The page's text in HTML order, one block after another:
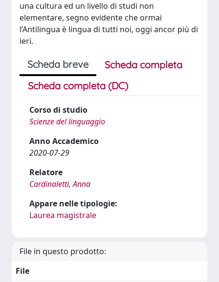
una cultura ed un livello di studi non
elementare, segno evidente che ormai
l’Antilingua è lingua di tutti noi, oggi ancor più di
ieri.
Scheda breve
Scheda completa
Scheda completa (DC)
Corso di studio
Scienze del linguaggio
Anno Accademico
2020-07-29
Relatore
Cardinaletti, Anna
Appare nelle tipologie:
Laurea magistrale
File in questo prodotto:
File